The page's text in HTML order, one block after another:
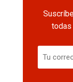
todas